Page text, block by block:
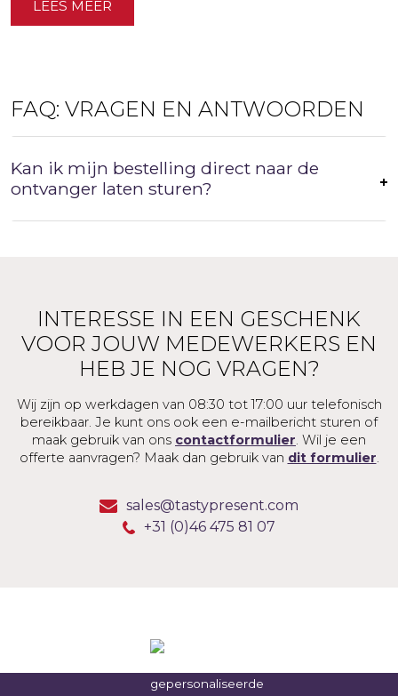
LEES MEER
FAQ: VRAGEN EN ANTWOORDEN
Kan ik mijn bestelling direct naar de
ontvanger laten sturen?
INTERESSE IN EEN GESCHENK
VOOR JOUW MEDEWERKERS EN
HEB JE NOG VRAGEN?
Wij zijn op werkdagen van 08:30 tot 17:00 uur telefonisch
bereikbaar. Je kunt ons ook een e-mailbericht sturen of
maak gebruik van ons contactformulier. Wil je een
offerte aanvragen? Maak dan gebruik van dit formulier.
sales@tastypresent.com
+31 (0)46 475 81 07